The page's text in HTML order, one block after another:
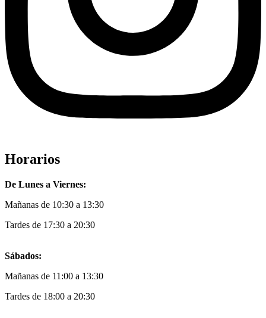
Horarios
De Lunes a Viernes:
Mañanas de 10:30 a 13:30
Tardes de 17:30 a 20:30
Sábados:
Mañanas de 11:00 a 13:30
Tardes de 18:00 a 20:30